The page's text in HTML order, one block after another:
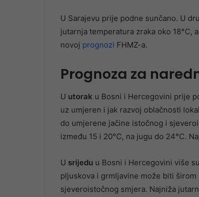
U Sarajevu prije podne sunčano. U
jutarnja temperatura zraka oko 18°C,
novoj prognozi FHMZ-a.
Prognoza za
U utorak u Bosni i Hercegovini prije
uz umjeren i jak razvoj oblačnosti
do umjerene jačine istočnog i
između 15 i 20°C, na jugu do 24°C.
U srijedu u Bosni i Hercegovini više
pljuskova i grmljavine može biti
sjeveroistočnog smjera. Najniža